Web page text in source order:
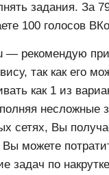
задания. За
100 голосов
— рекомендую
так как его
как 1 из
несложные
сетях, Вы
можете
задач по